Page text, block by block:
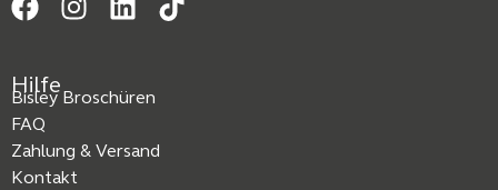
Hilfe
Bisley Broschüren
FAQ
Zahlung & Versand
Kontakt